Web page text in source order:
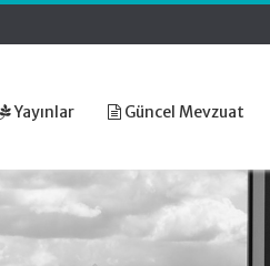
Yayınlar Güncel Mevzuat